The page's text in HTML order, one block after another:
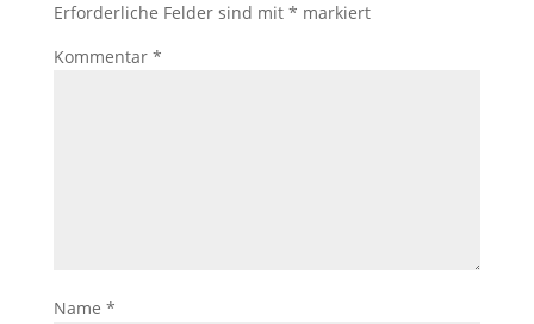
Erforderliche Felder sind mit * markiert
Kommentar *
Name *